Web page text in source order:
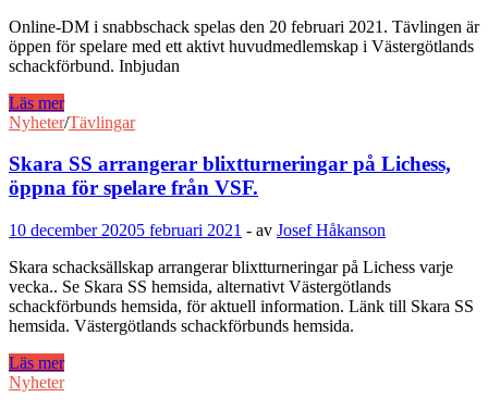
Online-DM i snabbschack spelas den 20 februari 2021. Tävlingen är
öppen för spelare med ett aktivt huvudmedlemskap i Västergötlands
schackförbund. Inbjudan
Online-
DM
snabbschack
spelas
den
februari.
Läs mer
Nyheter/Tävlingar
Skara SS arrangerar blixtturneringar på Lichess,
öppna för spelare från VSF.
10 december 20205 februari 2021 - av Josef Håkanson
Skara schacksällskap arrangerar blixtturneringar på Lichess varje
vecka.. Se Skara SS hemsida, alternativt Västergötlands
schackförbunds hemsida, för aktuell information. Länk till Skara SS
hemsida. Västergötlands schackförbunds hemsida.
Skara
SS
Läs mer
Nyheter